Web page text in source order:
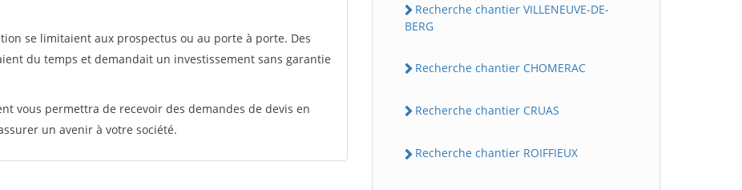
se limitaient aux prospectus ou au porte à porte. Des
du temps et demandait un investissement sans garantie
vous permettra de recevoir des demandes de devis en
un avenir à votre société.
Recherche chantier VILLENEUVE-DE-
BERG
Recherche chantier CHOMERAC
Recherche chantier CRUAS
Recherche chantier ROIFFIEUX